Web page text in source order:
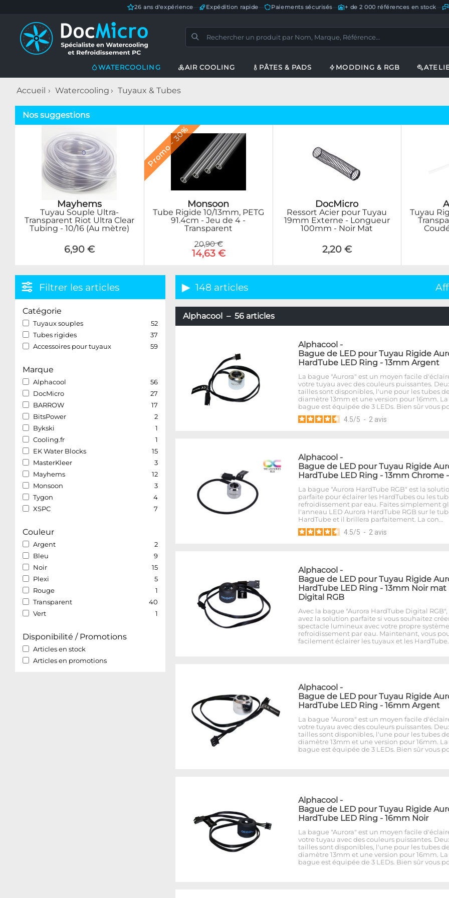
26 ans d'expérience Expédition rapide Paiements sécurisés— + de 2 000 références en stock
WATERCOOLING AIR COOLING PÂTES & PADS MODDING & RGB
Accueil Watercooling Tuyaux & Tubes
Nos suggestions
Mayhems
Tuyau Souple Ultra-
Transparent Riot Ultra Clear
Tubing - 10/16 (Au mètre)
6,90 €
Promo - 30%
Monsoon
Tube Rigide 10/13mm, PETG
91.4cm - Jeu de 4 -
Transparent
20,90 €
14,63 €
DocMicro
Ressort Acier pour Tuyau
19mm Externe - Longueur
100mm - Noir Mat
2,20 €
Tuyau
Filtrer les articles
Catégorie
Tuyaux souples
52
Tubes rigides
37
Accessoires pour tuyaux
59
Marque
Alphacool
56
DocMicro
27
BARROW
17
BitsPower
2
Bykski
1
Cooling.fr
1
EK Water Blocks
15
MasterKleer
3
Mayhems
12
Monsoon
3
Tygon
4
XSPC
7
Couleur
Argent
2
Bleu
9
Noir
15
Plexi
5
Rouge
1
Transparent
40
Vert
1
Disponibilité / Promotions
Articles en stock
Articles en promotions
148 articles
Alphacool – 56 articles
Alphacool -
Bague de LED pour Tuyau Rigide
HardTube LED Ring - 13mm Argent
La bague "Aurora" est un moyen facile
votre tuyau avec des couleurs puissantes.
tailles sont disponibles, l'une pour les tubes
diamètre 13mm et une version pour 16mm. La
bague est équipée de 3 LEDs. Bien sûr vous
4.5/5 - 2 avis
Alphacool -
Bague de LED pour Tuyau Rigide
HardTube LED Ring - 13mm Chrome
La bague "Aurora HardTube RGB" est la
parfaite pour éclairer les HardTubes ou les
refroidissement par eau. Faites simplement
l'anneau LED Aurora HardTube RGB sur le
HardTube et il brillera parfaitement. La con…
4.5/5 - 2 avis
Alphacool -
Bague de LED pour Tuyau Rigide
HardTube LED Ring - 13mm Noir mat
Digital RGB
Avec la bague "Aurora HardTube Digital RGB",
avez la solution parfaite si vous souhaitez
spectacle lumineux avec votre propre
refroidissement par eau. Maintenant, vous
facilement éclairer les tuyaux et les
Alphacool -
Bague de LED pour Tuyau Rigide
HardTube LED Ring - 16mm Argent
La bague "Aurora" est un moyen facile
votre tuyau avec des couleurs puissantes.
tailles sont disponibles, l'une pour les tubes
diamètre 13mm et une version pour 16mm. La
bague est équipée de 3 LEDs. Bien sûr vous
Alphacool -
Bague de LED pour Tuyau Rigide
HardTube LED Ring - 16mm Noir
La bague "Aurora" est un moyen facile
votre tuyau avec des couleurs puissantes.
tailles sont disponibles, l'une pour les tubes
diamètre 13mm et une version pour 16mm. La
bague est équipée de 3 LEDs. Bien sûr vous